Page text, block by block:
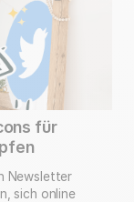
für
Newsletter
sich online